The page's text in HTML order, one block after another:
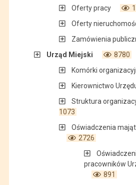
Oferty pracy
Oferty
Zamówienia
Urząd Miejski
8780
Komórki
Kierownictwo
Struktura
1073
Oświadczenia
2726
pracowników
891